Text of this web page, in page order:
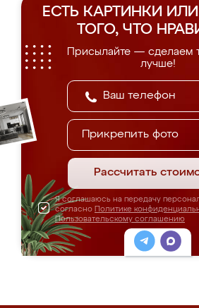
ЕСТЬ КАРТИНКИ
ТОГО, ЧТО
Присылайте — сделаем
лучше!
Прикрепить фото
Рассчитать
Я соглашаюсь на передачу
согласно Политике
Пользовательскому соглашению